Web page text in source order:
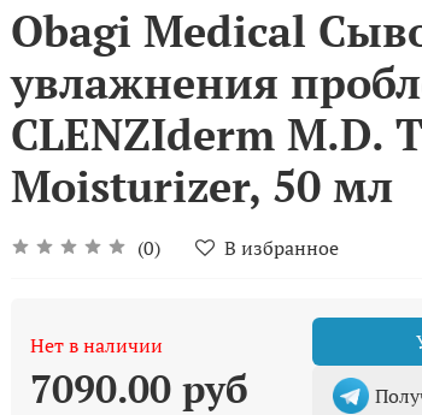
Obagi Medical
увлажнения
CLENZIderm M.D.
Moisturizer, 50 мл
(0) В избранное
Нет в наличии
7090.00 руб